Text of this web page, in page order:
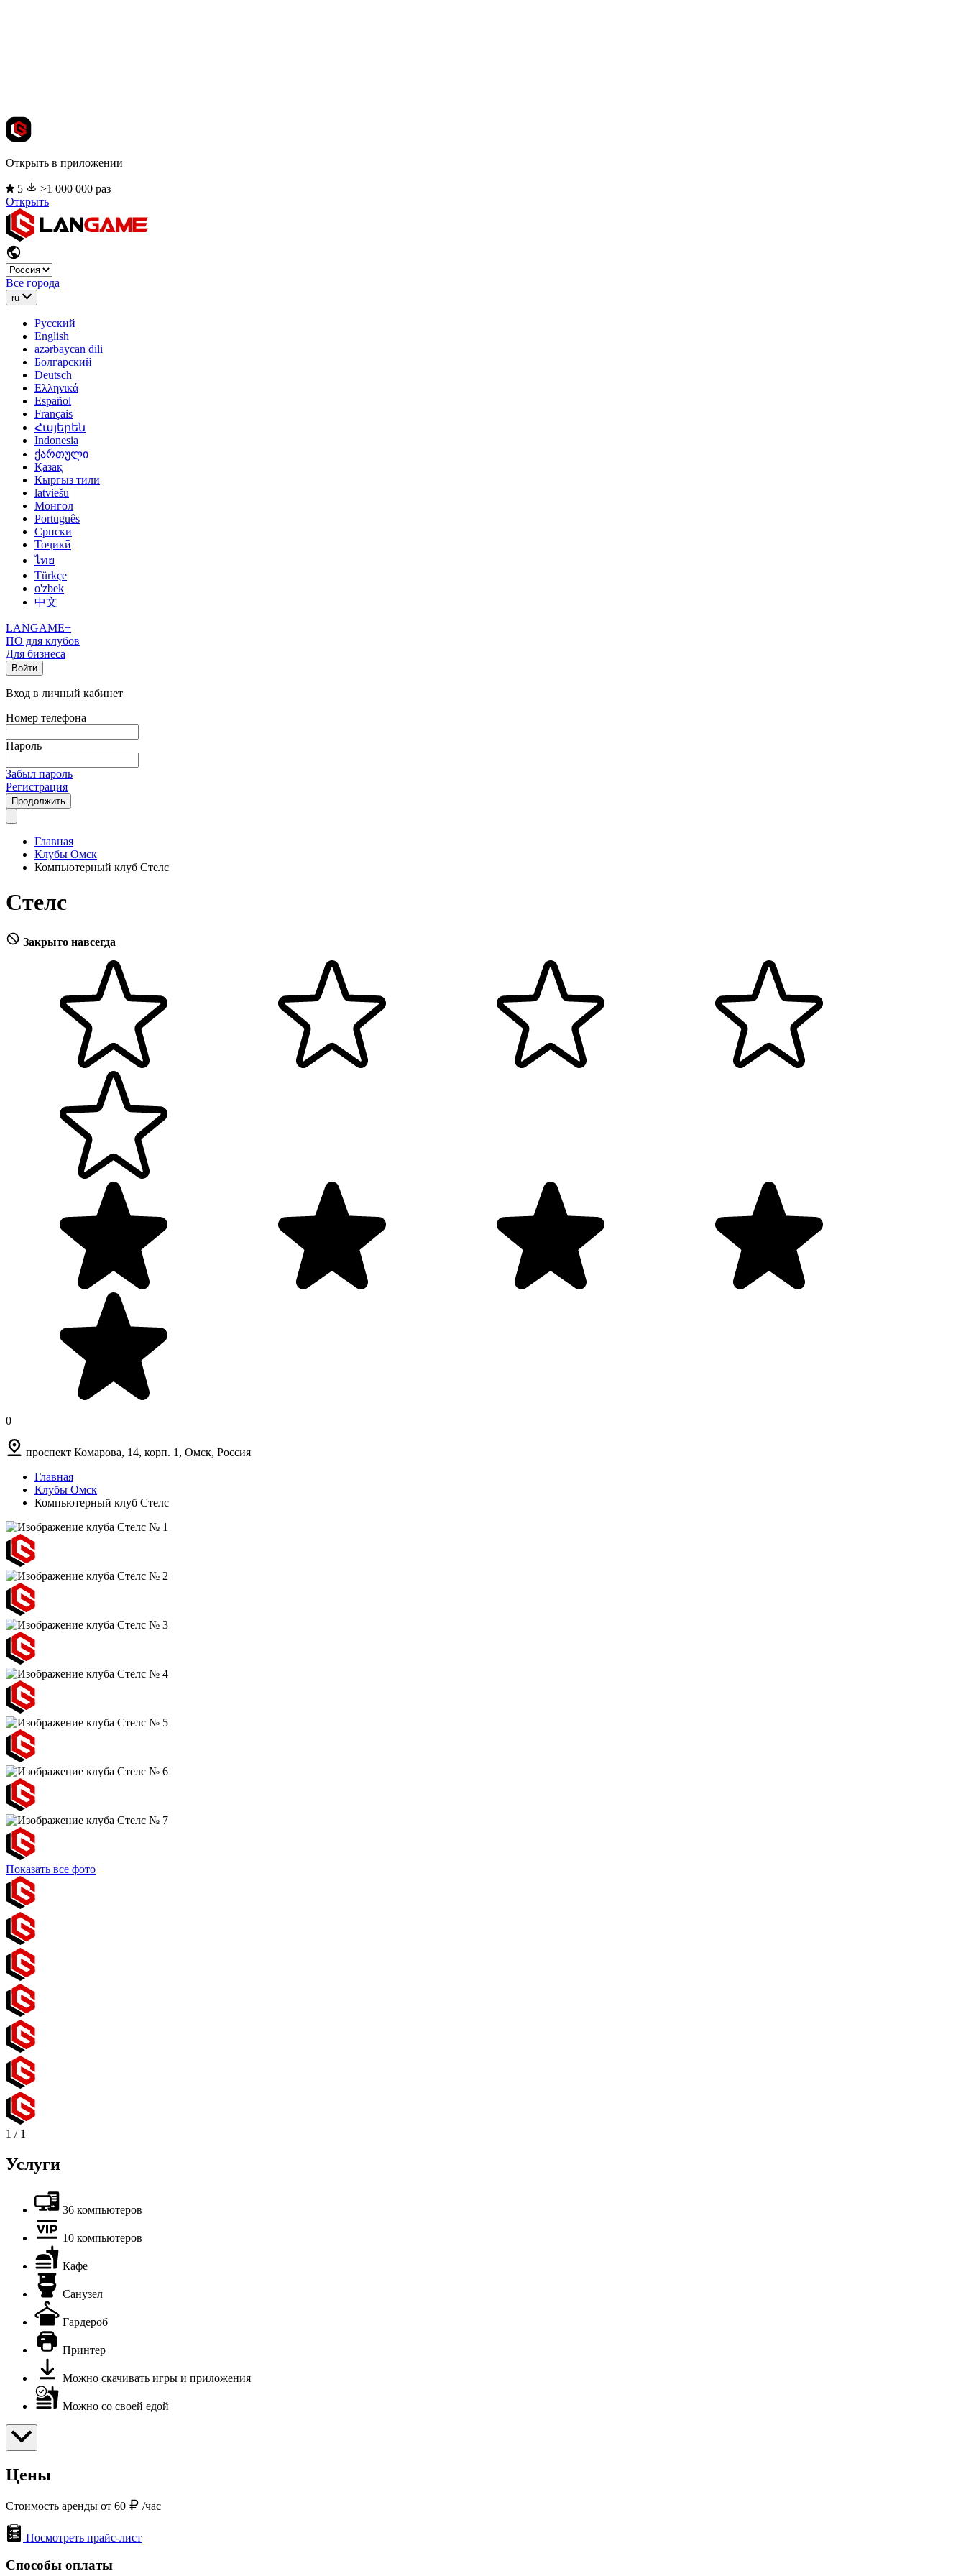
Открыть в приложении
5
>1 000 000 раз
Открыть
Все города
ru
Русский
English
azərbaycan dili
Болгарский
Deutsch
Ελληνικά
Español
Français
Հայերեն
Indonesia
ქართული
Қазақ
Кыргыз тили
latviešu
Монгол
Português
Српски
Тоҷикӣ
ไทย
Türkçe
o'zbek
中文
LANGAME+
ПО для клубов
Для бизнеса
Войти
Вход в личный кабинет
Номер телефона
Пароль
Забыл пароль
Регистрация
Продолжить
Главная
Клубы Омск
Компьютерный клуб Стелс
Стелс
Закрыто навсегда
0
проспект Комарова, 14, корп. 1, Омск, Россия
Главная
Клубы Омск
Компьютерный клуб Стелс
Показать все фото
1 / 1
Услуги
36 компьютеров
10 компьютеров
Кафе
Санузел
Гардероб
Принтер
Можно скачивать игры и приложения
Можно со своей едой
Цены
Стоимость аренды от 60 /час
Посмотреть прайс-лист
Способы оплаты